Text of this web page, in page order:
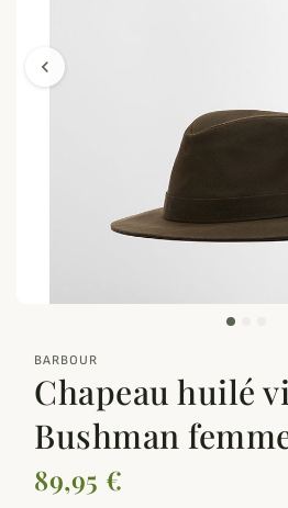
chevron_left
BARBOUR
Chapeau huilé
Bushman
89,95 €